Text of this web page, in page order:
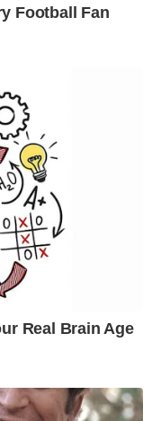
Football Fan
Real Brain Age